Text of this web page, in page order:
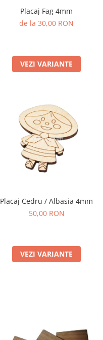
Placaj Fag 4mm
de la 30,00 RON
VEZI VARIANTE
Placaj Cedru / Albasia 4mm
50,00 RON
VEZI VARIANTE